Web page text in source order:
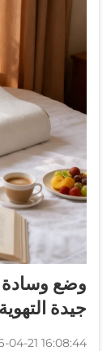
وضع وسادة
جيدة
04-21 16:08:44